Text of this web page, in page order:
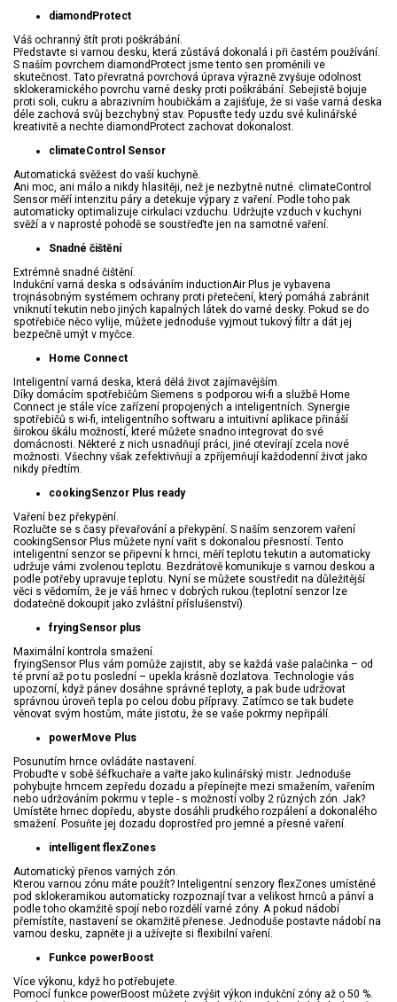
diamondProtect
Váš ochranný štít proti poškrábání.
Představte si varnou desku, která zůstává dokonalá i při častém používání.
S naším povrchem diamondProtect jsme tento sen proměnili ve
skutečnost. Tato převratná povrchová úprava výrazně zvyšuje odolnost
sklokeramického povrchu varné desky proti poškrábání. Sebejistě bojuje
proti soli, cukru a abrazivním houbičkám a zajišťuje, že si vaše varná deska
déle zachová svůj bezchybný stav. Popusťte tedy uzdu své kulinářské
kreativitě a nechte diamondProtect zachovat dokonalost.
climateControl Sensor
Automatická svěžest do vaší kuchyně.
Ani moc, ani málo a nikdy hlasitěji, než je nezbytně nutné. climateControl
Sensor měří intenzitu páry a detekuje výpary z vaření. Podle toho pak
automaticky optimalizuje cirkulaci vzduchu. Udržujte vzduch v kuchyni
svěží a v naprosté pohodě se soustřeďte jen na samotné vaření.
Snadné čištění
Extrémně snadné čištění.
Indukční varná deska s odsáváním inductionAir Plus je vybavena
trojnásobným systémem ochrany proti přetečení, který pomáhá zabránit
vniknutí tekutin nebo jiných kapalných látek do varné desky. Pokud se do
spotřebiče něco vylije, můžete jednoduše vyjmout tukový filtr a dát jej
bezpečně umýt v myčce.
Home Connect
Inteligentní varná deska, která dělá život zajímavějším.
Díky domácím spotřebičům Siemens s podporou wi-fi a službě Home
Connect je stále více zařízení propojených a inteligentních. Synergie
spotřebičů s wi-fi, inteligentního softwaru a intuitivní aplikace přináší
širokou škálu možností, které můžete snadno integrovat do své
domácnosti. Některé z nich usnadňují práci, jiné otevírají zcela nové
možnosti. Všechny však zefektivňují a zpříjemňují každodenní život jako
nikdy předtím.
cookingSenzor Plus ready
Vaření bez překypění.
Rozlučte se s časy převařování a překypění. S naším senzorem vaření
cookingSensor Plus můžete nyní vařit s dokonalou přesností. Tento
inteligentní senzor se připevní k hrnci, měří teplotu tekutin a automaticky
udržuje vámi zvolenou teplotu. Bezdrátově komunikuje s varnou deskou a
podle potřeby upravuje teplotu. Nyní se můžete soustředit na důležitější
věci s vědomím, že je váš hrnec v dobrých rukou.(teplotní senzor lze
dodatečně dokoupit jako zvláštní příslušenství).
fryingSensor plus
Maximální kontrola smažení.
fryingSensor Plus vám pomůže zajistit, aby se každá vaše palačinka – od
té první až po tu poslední – upekla krásně dozlatova. Technologie vás
upozorní, když pánev dosáhne správné teploty, a pak bude udržovat
správnou úroveň tepla po celou dobu přípravy. Zatímco se tak budete
věnovat svým hostům, máte jistotu, že se vaše pokrmy nepřipálí.
powerMove Plus
Posunutím hrnce ovládáte nastavení.
Probuďte v sobě šéfkuchaře a vařte jako kulinářský mistr. Jednoduše
pohybujte hrncem zepředu dozadu a přepínejte mezi smažením, vařením
nebo udržováním pokrmu v teple - s možností volby 2 různých zón. Jak?
Umístěte hrnec dopředu, abyste dosáhli prudkého rozpálení a dokonalého
smažení. Posuňte jej dozadu doprostřed pro jemné a přesné vaření.
intelligent flexZones
Automatický přenos varných zón.
Kterou varnou zónu máte použít? Inteligentní senzory flexZones umístěné
pod sklokeramikou automaticky rozpoznají tvar a velikost hrnců a pánví a
podle toho okamžitě spojí nebo rozdělí varné zóny. A pokud nádobí
přemístíte, nastavení se okamžitě přenese. Jednoduše postavte nádobí na
varnou desku, zapněte ji a užívejte si flexibilní vaření.
Funkce powerBoost
Více výkonu, když ho potřebujete.
Pomocí funkce powerBoost můžete zvýšit výkon indukční zóny až o 50 %.